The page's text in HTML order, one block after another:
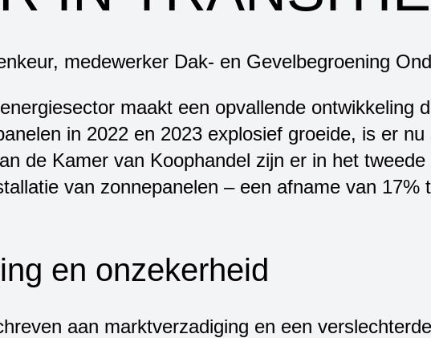
maakt een opvallende ontwikkeling
in 2022 en 2023 explosief groeide, is er
de Kamer van Koophandel zijn er in het
van zonnepanelen – een afname van 17%
en onzekerheid
aan marktverzadiging en een